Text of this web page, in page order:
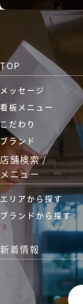
TOP
メッセージ
看板メニュー
こだわり
ブランド
店舗検索 /
メニュー
エリアから探す
ブランドから探す
新着情報